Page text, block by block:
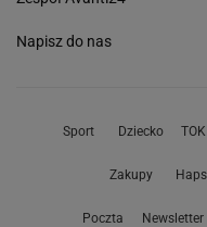
Napisz do nas
Sport Dziecko
Zakupy Haps
Poczta Newsletter